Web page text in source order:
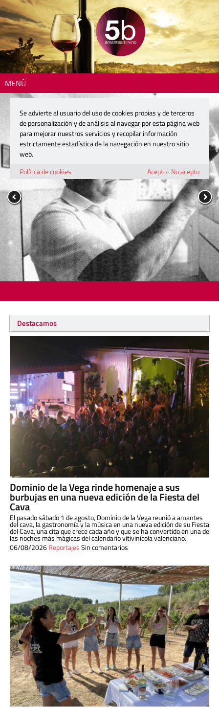
MENÚ
Destacamos
Dominio de la Vega rinde homenaje a sus
burbujas en una nueva edición de la Fiesta del
Cava
El pasado sábado 1 de agosto, Dominio de la Vega reunió a amantes
del cava, la gastronomía y la música en una nueva edición de su Fiesta
del Cava, una cita que crece cada año y que se ha convertido en una de
las noches más mágicas del calendario vitivinícola valenciano.
06/08/2026ReportajesSin comentarios
Se advierte al usuario del uso de cookies propias y de terceros
de personalización y de análisis al navegar por esta página web
para mejorar nuestros servicios y recopilar información
estrictamente estadística de la navegación en nuestro sitio
web.
Política de cookies
Acepto· No acepto